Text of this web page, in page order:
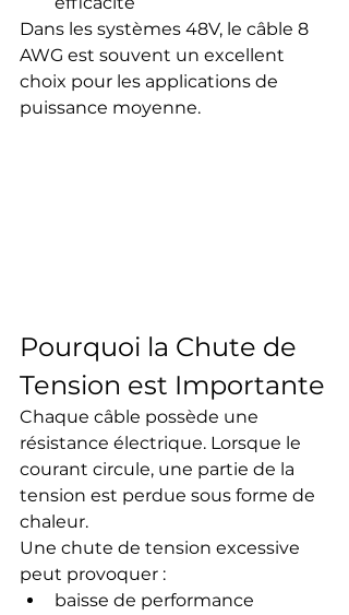
Dans les systèmes 48V, le câble 8
AWG est souvent un excellent
choix pour les applications de
puissance moyenne.
Pourquoi la Chute de
Tension est Importante
Chaque câble possède une
résistance électrique. Lorsque le
courant circule, une partie de la
tension est perdue sous forme de
chaleur.
Une chute de tension excessive
peut provoquer :
baisse de performance